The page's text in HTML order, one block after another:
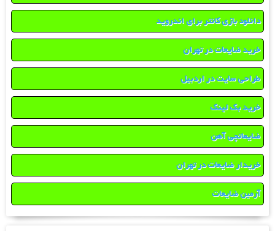
دانلود بازی کانتر برای اندروید
خرید ضایعات در تهران
طراحی سایت در اردبیل
خرید بک لینک
ضایعاتچی آهن
خریدار ضایعات در تهران
آرمین ضایعات